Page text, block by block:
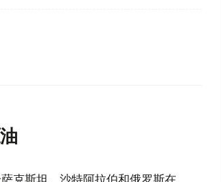
克斯坦、沙特阿拉伯和俄罗斯在